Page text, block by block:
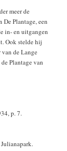
meer de
Plantage, een
in- en uitgangen
Ook stelde hij
van de Lange
Plantage van
p. 7.